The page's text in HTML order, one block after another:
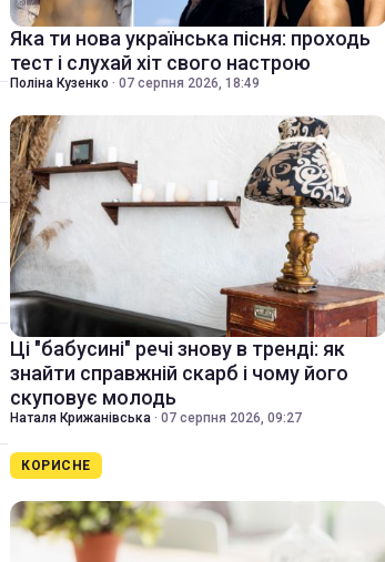
Яка ти нова українська пісня: проходь
тест і слухай хіт свого настрою
Поліна Кузенко · 07 серпня 2026, 18:49
Ці "бабусині" речі знову в тренді: як
знайти справжній скарб і чому його
скуповує молодь
Наталя Крижанівська · 07 серпня 2026, 09:27
КОРИСНЕ